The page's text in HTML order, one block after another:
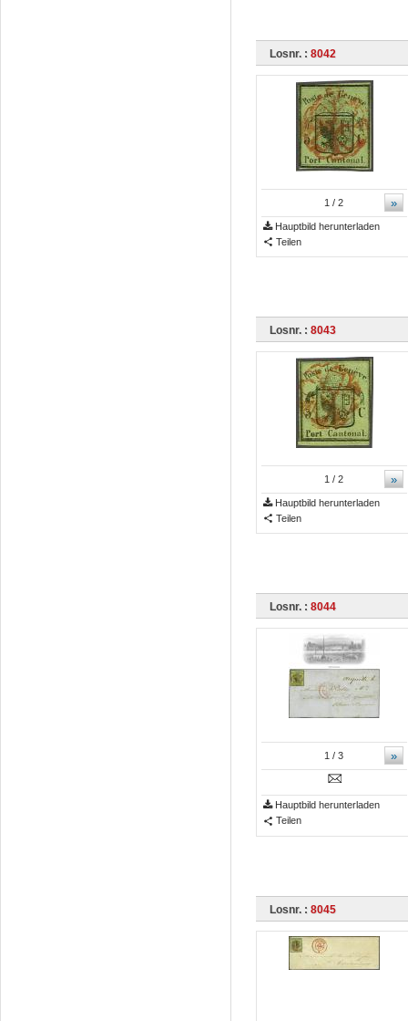
Losnr. : 8042
»
1 / 2
Hauptbild herunterladen
Teilen
Losnr. : 8043
»
1 / 2
Hauptbild herunterladen
Teilen
Losnr. : 8044
»
1 / 3
Hauptbild herunterladen
Teilen
Losnr. : 8045